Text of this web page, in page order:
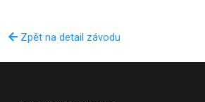
Zpět na detail závodu